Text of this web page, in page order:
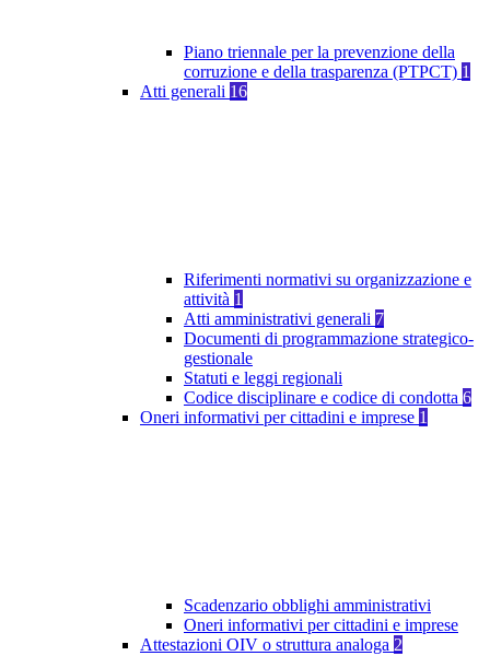
Piano triennale per la prevenzione della
corruzione e della trasparenza (PTPCT) 1
Atti generali 16
Riferimenti normativi su organizzazione e
attività 1
Atti amministrativi generali 7
Documenti di programmazione strategico-
gestionale
Statuti e leggi regionali
Codice disciplinare e codice di condotta 6
Oneri informativi per cittadini e imprese 1
Scadenzario obblighi amministrativi
Oneri informativi per cittadini e imprese
Attestazioni OIV o struttura analoga 2